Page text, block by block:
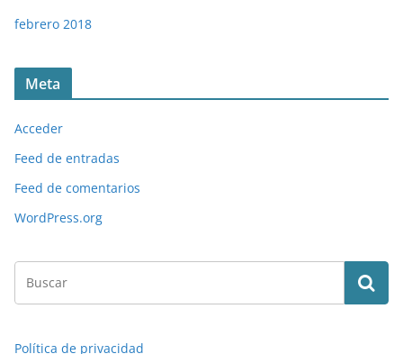
febrero 2018
Meta
Acceder
Feed de entradas
Feed de comentarios
WordPress.org
Política de privacidad